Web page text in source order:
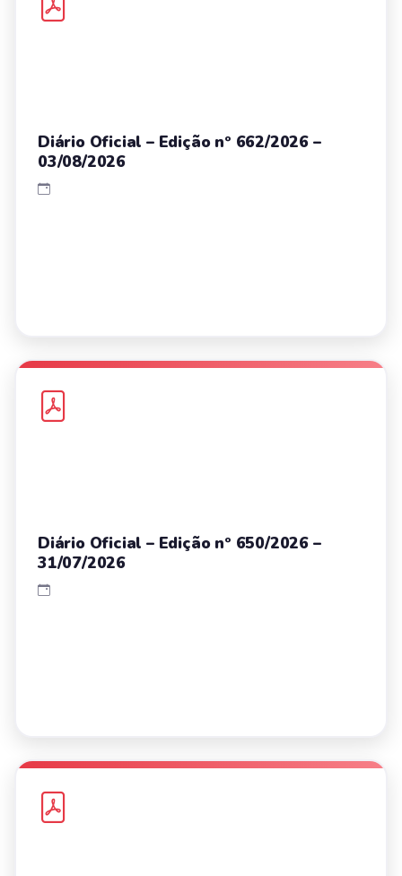
Diário Oficial – Edição nº 662/2026 –
03/08/2026
Diário Oficial – Edição nº 650/2026 –
31/07/2026